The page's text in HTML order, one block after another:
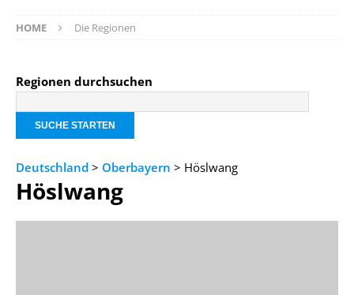
HOME Die Regionen
Regionen durchsuchen
Deutschland > Oberbayern > Höslwang
Höslwang